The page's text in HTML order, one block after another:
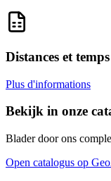
Distances et
Plus d'informations
Bekijk in onze
Blader door ons
Open catalogus op